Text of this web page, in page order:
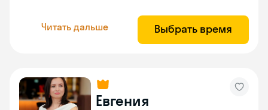
Читать дальше Выбрать время
Евгения